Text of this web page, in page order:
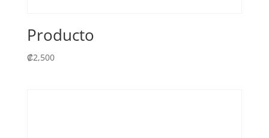
Producto
₡2,500